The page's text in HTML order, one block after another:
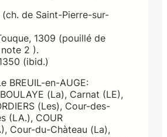
(ch. de Saint-Pierre-sur-
1309 (pouillé de
2 ).
(ibid.)
BREUIL-en-AUGE:
(La), Carnat (LE),
(Les), Cour-des-
(LA.), COUR
Cour-du-Chàteau (La),